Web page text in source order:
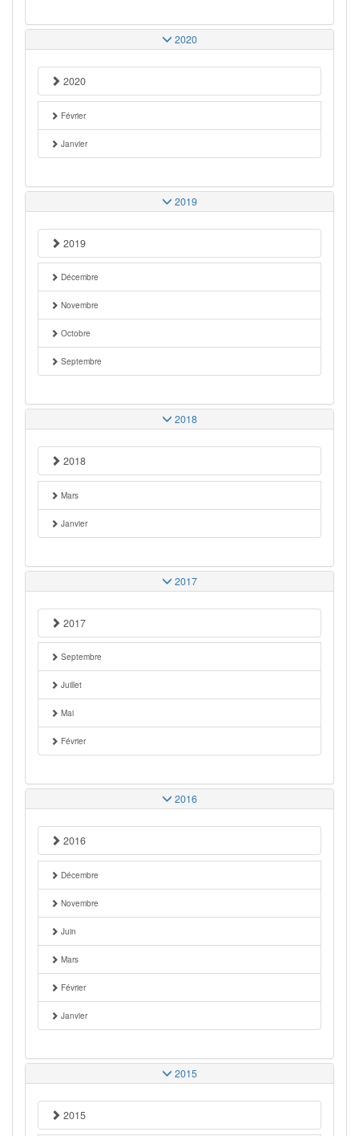
2020
2020
Février
Janvier
2019
2019
Décembre
Novembre
Octobre
Septembre
2018
2018
Mars
Janvier
2017
2017
Septembre
Juillet
Mai
Février
2016
2016
Décembre
Novembre
Juin
Mars
Février
Janvier
2015
2015